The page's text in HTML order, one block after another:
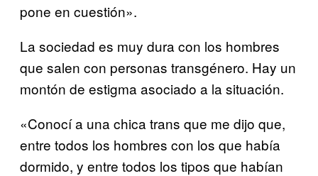
pone en cuestión».
La sociedad es muy dura con los hombres
que salen con personas transgénero. Hay un
montón de estigma asociado a la situación.
«Conocí a una chica trans que me dijo que,
entre todos los hombres con los que había
dormido, y entre todos los tipos que habían